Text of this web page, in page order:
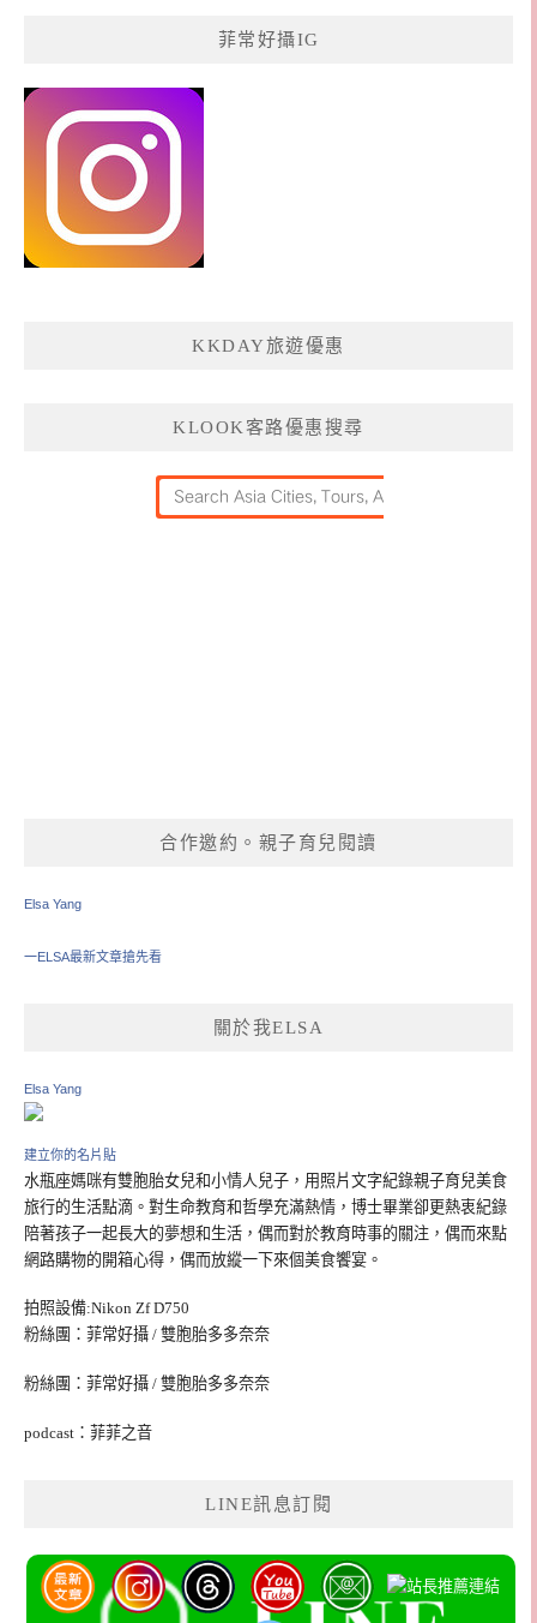
菲常好攝IG
KKDAY旅遊優惠
KLOOK客路優惠搜尋
合作邀約。親子育兒閱讀
Elsa Yang
一ELSA最新文章搶先看
關於我ELSA
Elsa Yang
建立你的名片貼
水瓶座媽咪有雙胞胎女兒和小情人兒子，用照片文字紀錄親子育兒美食
旅行的生活點滴。對生命教育和哲學充滿熱情，博士畢業卻更熱衷紀錄
陪著孩子一起長大的夢想和生活，偶而對於教育時事的關注，偶而來點
網路購物的開箱心得，偶而放縱一下來個美食饗宴。
拍照設備:Nikon Zf D750
粉絲團：菲常好攝 / 雙胞胎多多奈奈
粉絲團：菲常好攝 / 雙胞胎多多奈奈
podcast：菲菲之音
LINE訊息訂閱